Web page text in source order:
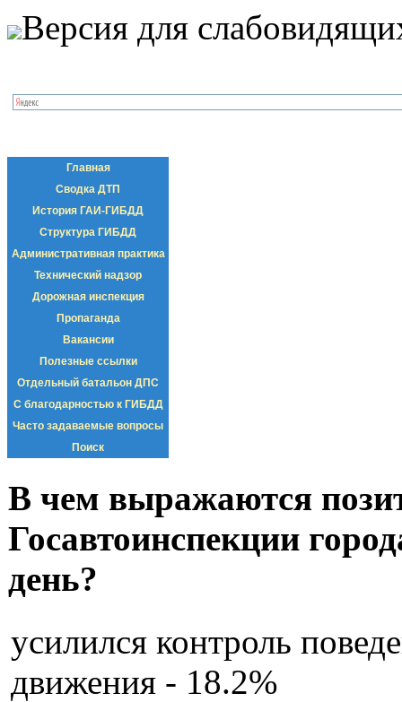
Версия для
Главная
Сводка ДТП
История ГАИ-ГИБДД
Структура ГИБДД
Административная практика
Технический надзор
Дорожная инспекция
Пропаганда
Вакансии
Полезные ссылки
Отдельный батальон ДПС
С благодарностью к ГИБДД
Часто задаваемые вопросы
Поиск
В чем выражаются
Госавтоинспекции
день?
усилился контроль
движения - 18.2%